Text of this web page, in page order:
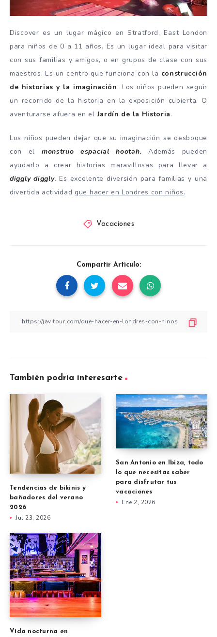
Discover es un lugar mágico en Stratford, East London
para niños de 0 a 11 años. Es un lugar ideal para visitar
con sus familias y amigos, o en grupos de clase con sus
maestros. Es un centro que funciona con la construcción
de historias y la imaginación. Los niños pueden seguir
un recorrido de la historia en la exposición cubierta. O
aventurarse afuera en elJardín de la Historia.
Los niños pueden dejar que su imaginación se desboque
con el monstruo espacial hootah. Además pueden
ayudarlo a crear historias maravillosas para llevar a
diggly diggly. Es excelente diversión para familias y una
divertida actividad que hacer en Londres con niños.
Vacaciones
Compartir Artículo:
También podría interesarte
Tendencias de bikinis y
bañadores del verano
2026
Jul 23, 2026
San Antonio en Ibiza, todo
lo que necesitas saber
para disfrutar tus
vacaciones
Ene 2, 2026
Vida nocturna en